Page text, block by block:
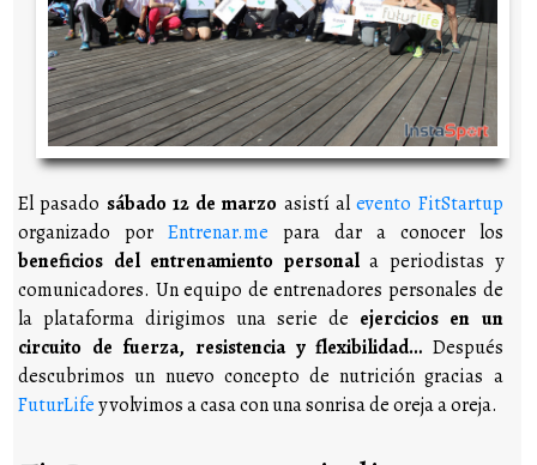
El pasado sábado 12 de marzo asistí alevento FitStartup
organizado porEntrenar.me para dar a conocer los
beneficios del entrenamiento personala periodistas y
comunicadores. Un equipo de entrenadores personales de
la plataforma dirigimos una serie de ejercicios en un
circuito de fuerza, resistencia y flexibilidad…Después
descubrimos un nuevo concepto de nutrición gracias a
FuturLifey volvimos a casa con una sonrisa de oreja a oreja.